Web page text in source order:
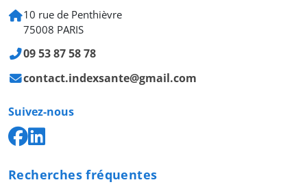
10 rue de Penthièvre
75008 PARIS
09 53 87 58 78
contact.indexsante@gmail.com
Suivez-nous
Recherches fréquentes